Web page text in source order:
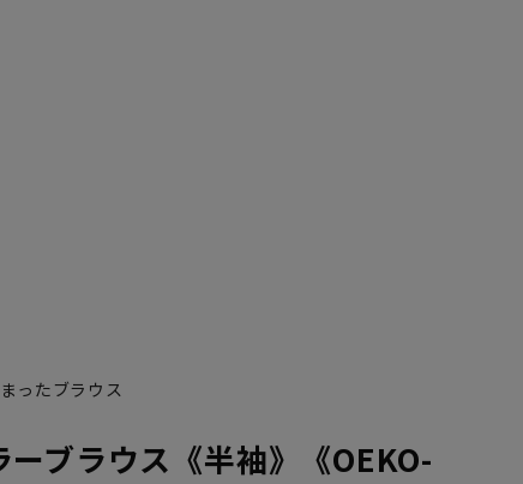
ったブラウス
ーブラウス《半袖》《OEKO-